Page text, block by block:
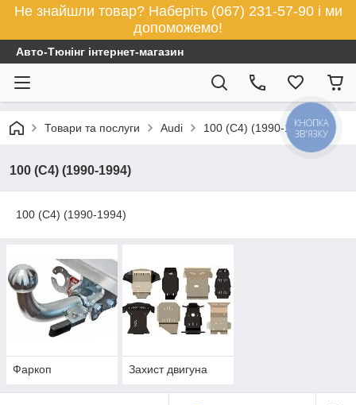
Не знайшли товар? Наберіть (067) 231-57-90 і ми
допоможемо!
Авто-Тюнінг інтернет-магазин
Товари та послуги Audi 100 (C4) (1990-1994)
100 (C4) (1990-1994)
100 (C4) (1990-1994)
Фаркоп Захист двигуна
КНОПКА
ЗВ'ЯЗКУ